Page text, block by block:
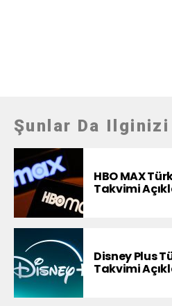
Şunlar Da
HBO MAX
Takvimi
Disney Plus
Takvimi